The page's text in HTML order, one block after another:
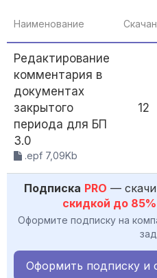
Наименование
Редактирование
комментария в
документах
закрытого
периода для БП
3.0
.epf 7,09Kb
12
Подписка PRO —
скидкой до 85%
Оформите подписку на
Оформить подписку и